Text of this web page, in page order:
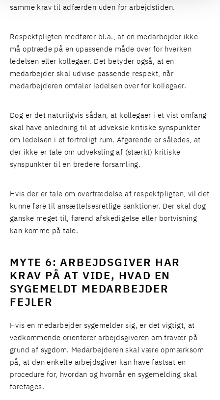
samme krav til adfærden uden for arbejdstiden.
Respektpligten medfører bl.a., at en medarbejder ikke
må optræde på en upassende måde over for hverken
ledelsen eller kollegaer. Det betyder også, at en
medarbejder skal udvise passende respekt, når
medarbejderen omtaler ledelsen over for kollegaer.
Dog er det naturligvis sådan, at kollegaer i et vist omfang
skal have anledning til at udveksle kritiske synspunkter
om ledelsen i et fortroligt rum. Afgørende er således, at
der ikke er tale om udveksling af (stærkt) kritiske
synspunkter til en bredere forsamling.
Hvis der er tale om overtrædelse af respektpligten, vil det
kunne føre til ansættelsesretlige sanktioner. Der skal dog
ganske meget til, førend afskedigelse eller bortvisning
kan komme på tale.
MYTE 6: ARBEJDSGIVER HAR
KRAV PÅ AT VIDE, HVAD EN
SYGEMELDT MEDARBEJDER
FEJLER
Hvis en medarbejder sygemelder sig, er det vigtigt, at
vedkommende orienterer arbejdsgiveren om fravær på
grund af sygdom. Medarbejderen skal være opmærksom
på, at den enkelte arbejdsgiver kan have fastsat en
procedure for, hvordan og hvornår en sygemelding skal
foretages.